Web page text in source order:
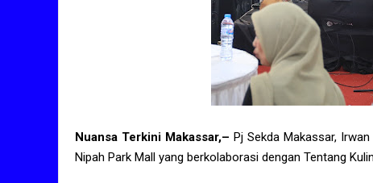
Nuansa Terkini Makassar,– Pj Sekda Makassar,
Nipah Park Mall yang berkolaborasi dengan Tentang